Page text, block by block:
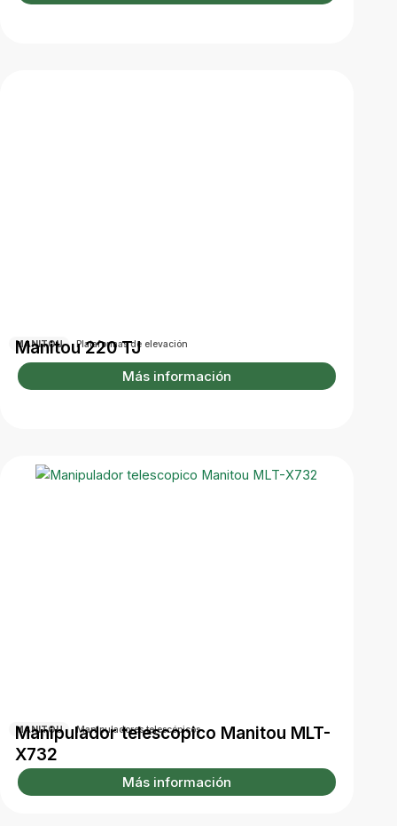
MANITOU Plataformas de elevación
Manitou 220 TJ
Más información
MANITOU Manipuladores telescópicos
Manipulador telescopico Manitou MLT-
X732
Más información